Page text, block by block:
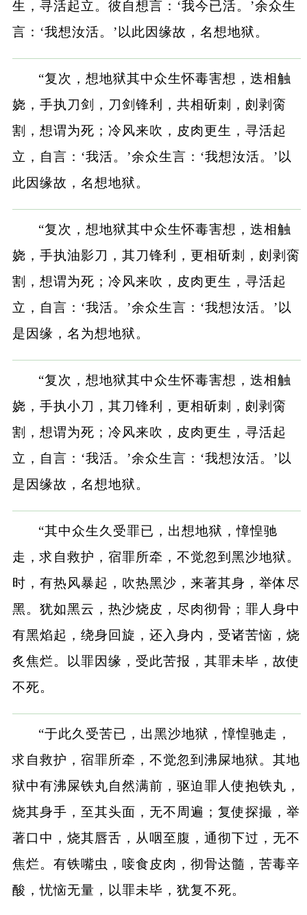
生，寻活起立。彼自想言：‘我今已活。’余众生
言：‘我想汝活。’以此因缘故，名想地狱。
“复次，想地狱其中众生怀毒害想，迭相触
娆，手执刀剑，刀剑锋利，共相斫刺，㓟剥脔
割，想谓为死；冷风来吹，皮肉更生，寻活起
立，自言：‘我活。’余众生言：‘我想汝活。’以
此因缘故，名想地狱。
“复次，想地狱其中众生怀毒害想，迭相触
娆，手执油影刀，其刀锋利，更相斫刺，㓟剥脔
割，想谓为死；冷风来吹，皮肉更生，寻活起
立，自言：‘我活。’余众生言：‘我想汝活。’以
是因缘，名为想地狱。
“复次，想地狱其中众生怀毒害想，迭相触
娆，手执小刀，其刀锋利，更相斫刺，㓟剥脔
割，想谓为死；冷风来吹，皮肉更生，寻活起
立，自言：‘我活。’余众生言：‘我想汝活。’以
是因缘故，名想地狱。
“其中众生久受罪已，出想地狱，慞惶驰
走，求自救护，宿罪所牵，不觉忽到黑沙地狱。
时，有热风暴起，吹热黑沙，来著其身，举体尽
黑。犹如黑云，热沙烧皮，尽肉彻骨；罪人身中
有黑焰起，绕身回旋，还入身内，受诸苦恼，烧
炙焦烂。以罪因缘，受此苦报，其罪未毕，故使
不死。
“于此久受苦已，出黑沙地狱，慞惶驰走，
求自救护，宿罪所牵，不觉忽到沸屎地狱。其地
狱中有沸屎铁丸自然满前，驱迫罪人使抱铁丸，
烧其身手，至其头面，无不周遍；复使探撮，举
著口中，烧其唇舌，从咽至腹，通彻下过，无不
焦烂。有铁嘴虫，唼食皮肉，彻骨达髓，苦毒辛
酸，忧恼无量，以罪未毕，犹复不死。